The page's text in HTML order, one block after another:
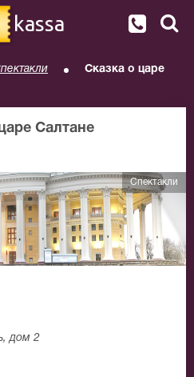
kassa
Сказка о царе
Салтане
Спектакли
дом 2